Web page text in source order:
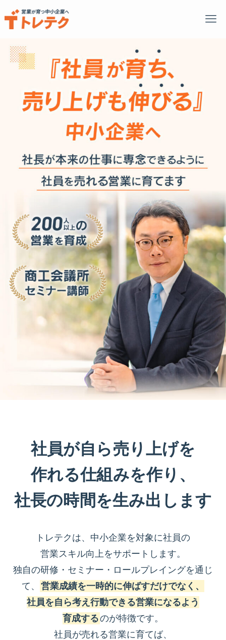
社員が自ら売り上げを
作れる仕組みを作り、
社長の時間を生み出します
トレテクは、中小企業を対象に社員の
営業スキル向上をサポートします。
独自の研修・セミナー・ロールプレイングを通じ
て、 営業成績を一時的に伸ばすだけでなく、
社員を自ら考え行動できる営業になるよう
育成するのが特徴です。
社員が売れる営業に育てば、